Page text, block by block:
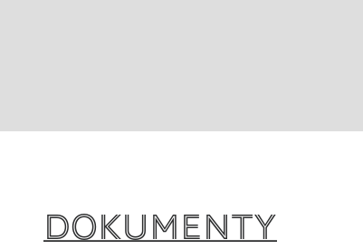
Dokumenty